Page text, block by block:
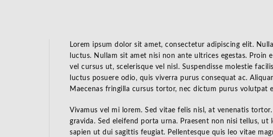
Lorem ipsum dolor sit amet, consectetur adipiscing elit.
luctus. Nullam sit amet nisi non ante ultrices egestas.
vel cursus ut, scelerisque vel nisl. Suspendisse molestie
luctus posuere odio, quis viverra purus consequat ac.
Maecenas fringilla cursus tortor, nec dictum purus volutpat
Vivamus vel mi lorem. Sed vitae felis nisl, at venenatis
gravida. Sed eleifend porta urna. Praesent non nisi tellus,
sapien ut dui sagittis feugiat. Pellentesque quis leo vitae